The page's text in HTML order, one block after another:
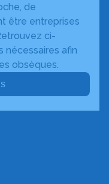
de
être entreprises
ci-
nécessaires afin
obsèques.